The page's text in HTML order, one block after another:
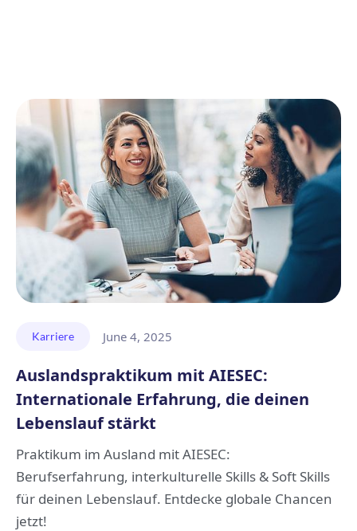
Karriere June 4, 2025
Auslandspraktikum mit AIESEC:
Internationale Erfahrung, die deinen
Lebenslauf stärkt
Praktikum im Ausland mit AIESEC:
Berufserfahrung, interkulturelle Skills & Soft Skills
für deinen Lebenslauf. Entdecke globale Chancen
jetzt!